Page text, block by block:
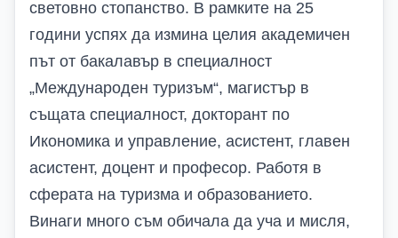
световно стопанство. В рамките на 25
години успях да измина целия академичен
път от бакалавър в специалност
„Международен туризъм“, магистър в
същата специалност, докторант по
Икономика и управление, асистент, главен
асистент, доцент и професор. Работя в
сферата на туризма и образованието.
Винаги много съм обичала да уча и мисля,